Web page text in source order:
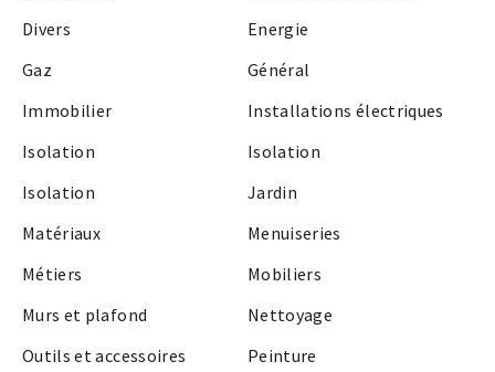
Divers
Energie
Gaz
Général
Immobilier
Installations électriques
Isolation
Isolation
Isolation
Jardin
Matériaux
Menuiseries
Métiers
Mobiliers
Murs et plafond
Nettoyage
Outils et accessoires
Peinture